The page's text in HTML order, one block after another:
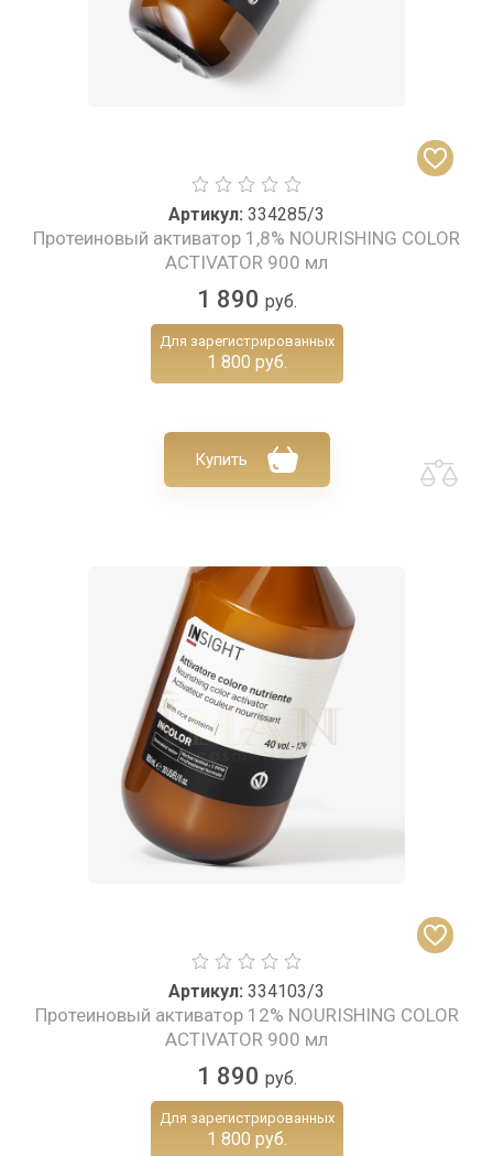
Артикул: 334285/3
Протеиновый активатор 1,8% NOURISHING COLOR
ACTIVATOR 900 мл
1 890 руб.
Для зарегистрированных
1 800 руб.
Купить
Артикул: 334103/3
Протеиновый активатор 12% NOURISHING COLOR
ACTIVATOR 900 мл
1 890 руб.
Для зарегистрированных
1 800 руб.